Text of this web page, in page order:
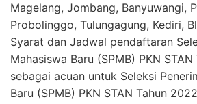
Magelang, Jombang, Banyuwangi,
Probolinggo, Tulungagung, Kediri,
Syarat dan Jadwal pendaftaran
Mahasiswa Baru (SPMB) PKN STAN
sebagai acuan untuk Seleksi
Baru (SPMB) PKN STAN Tahun